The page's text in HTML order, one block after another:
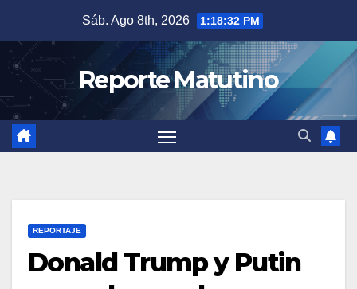
contenido
Sáb. Ago 8th, 2026 1:18:33 PM
Reporte Matutino
REPORTAJE
Donald Trump y Putin